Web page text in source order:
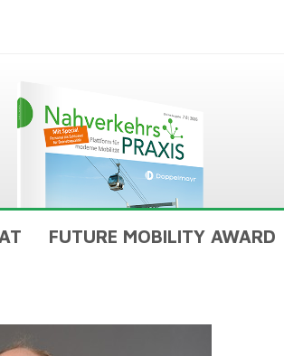
FUTURE MOBILITY AWARD